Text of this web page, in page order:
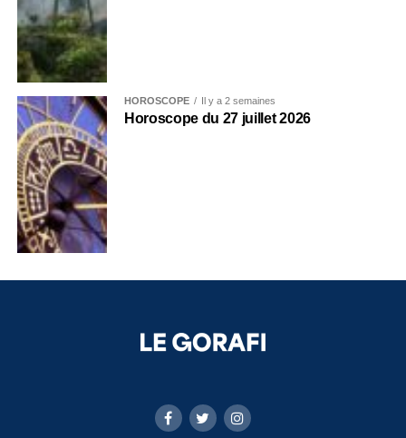
HOROSCOPE Il y a 2 semaines
Horoscope du 27 juillet 2026